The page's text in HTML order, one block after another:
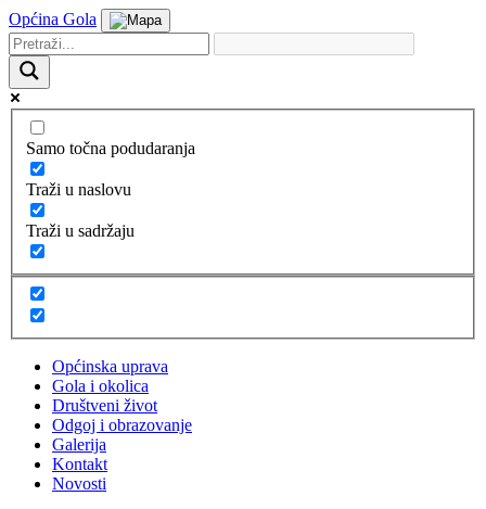
Općina Gola
Samo točna podudaranja
Traži u naslovu
Traži u sadržaju
Općinska uprava
Gola i okolica
Društveni život
Odgoj i obrazovanje
Galerija
Kontakt
Novosti